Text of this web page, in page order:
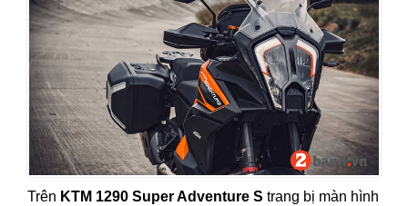
Trên KTM 1290 Super Adventure S trang bị màn hình